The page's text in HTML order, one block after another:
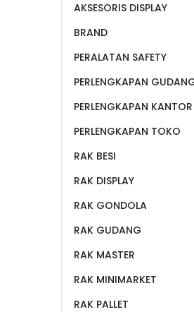
AKSESORIS DISPLAY
BRAND
PERALATAN SAFETY
PERLENGKAPAN
PERLENGKAPAN KANTOR
PERLENGKAPAN TOKO
RAK BESI
RAK DISPLAY
RAK GONDOLA
RAK GUDANG
RAK MASTER
RAK MINIMARKET
RAK PALLET